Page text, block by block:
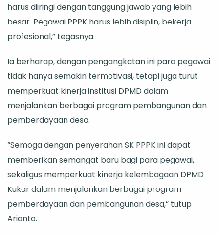
harus diiringi dengan tanggung jawab yang lebih
besar. Pegawai PPPK harus lebih disiplin, bekerja
profesional,” tegasnya.
Ia berharap, dengan pengangkatan ini para pegawai
tidak hanya semakin termotivasi, tetapi juga turut
memperkuat kinerja institusi DPMD dalam
menjalankan berbagai program pembangunan dan
pemberdayaan desa.
“Semoga dengan penyerahan SK PPPK ini dapat
memberikan semangat baru bagi para pegawai,
sekaligus memperkuat kinerja kelembagaan DPMD
Kukar dalam menjalankan berbagai program
pemberdayaan dan pembangunan desa,” tutup
Arianto.